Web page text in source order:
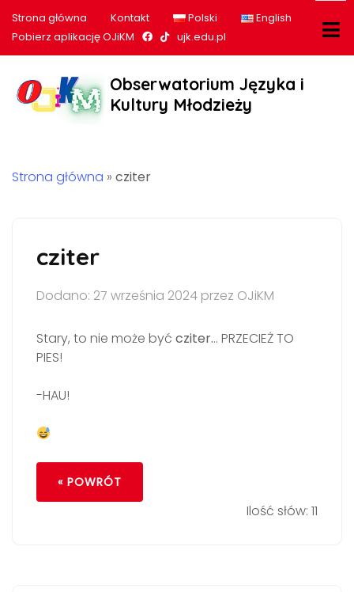
Strona główna Kontakt Polski
English
Pobierz aplikację OJiKM
Nasz profil na Facebook
Nasz profil na tiktok
ujk.edu.pl
Obserwatorium Języka i
Kultury Młodzieży
Strona główna » cziter
cziter
Dodano: 27 września 2024 przez OJiKM
Stary, to nie może być cziter... PRZECIEŻ TO
PIES!
-HAU!
« POWRÓT
Ilość słów: 11